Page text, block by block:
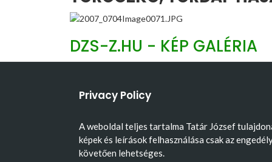
DZS-Z.HU - KÉP GALÉRIA
Privacy Policy
A weboldal teljes tartalma Tatár József
képek és leírások felhasználása csak az
követően lehetséges.